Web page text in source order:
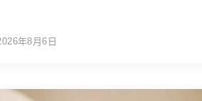
年8月6日